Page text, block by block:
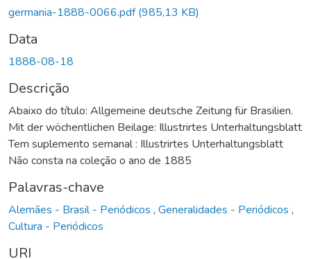
germania-1888-0066.pdf(985,13 KB)
Data
1888-08-18
Descrição
Abaixo do título: Allgemeine deutsche Zeitung für Brasilien.
Mit der wöchentlichen Beilage: Illustrirtes Unterhaltungsblatt
Tem suplemento semanal : Illustrirtes Unterhaltungsblatt
Não consta na coleção o ano de 1885
Palavras-chave
Alemães - Brasil - Periódicos , Generalidades - Periódicos ,
Cultura - Periódicos
URI